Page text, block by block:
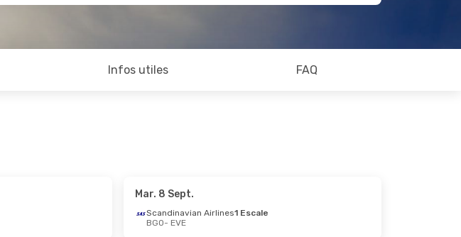
Infos utiles FAQ
Mar. 8 Sept.
Scandinavian Airlines1 Escale
BGO- EVE